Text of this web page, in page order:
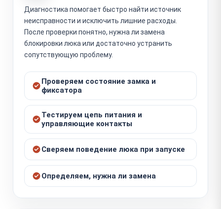
Диагностика помогает быстро найти источник
неисправности и исключить лишние расходы.
После проверки понятно, нужна ли замена
блокировки люка или достаточно устранить
сопутствующую проблему.
Проверяем состояние замка и
фиксатора
Тестируем цепь питания и
управляющие контакты
Сверяем поведение люка при запуске
Определяем, нужна ли замена